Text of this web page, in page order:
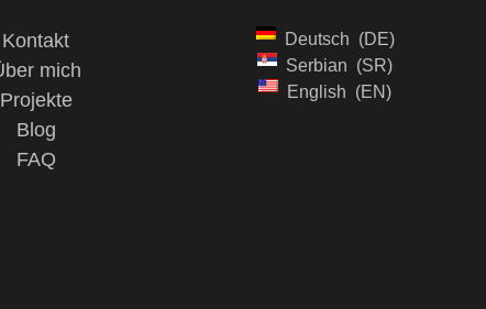
Kontakt
mich
Projekte
Blog
FAQ
Deutsch
DE
Serbian
SR
English
EN